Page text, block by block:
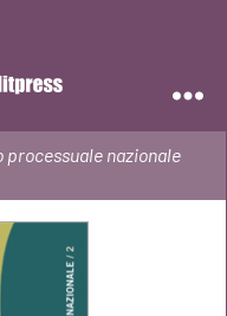
nazionale